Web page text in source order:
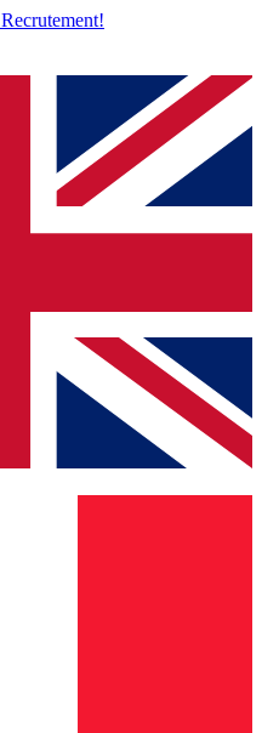
Recrutement!